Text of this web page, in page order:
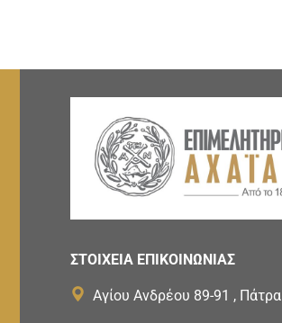
ΣΤΟΙΧΕΙΑ ΕΠΙΚΟΙΝΩΝΙΑΣ
Αγίου Ανδρέου 89-91 , Πάτρα